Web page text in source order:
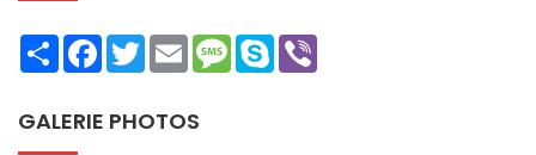
ShareFacebookTwitterEmailMessage
Skype
GALERIE PHOTOS